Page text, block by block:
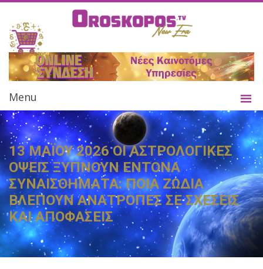
Menu
13 ΜΑΪΟΥ 2026 ΟΙ ΑΣΤΡΟΛΟΓΙΚΕΣ
ΟΨΕΙΣ ΞΥΠΝΟΥΝ ΕΝΤΟΝΑ
ΣΥΝΑΙΣΘΗΜΑΤΑ: ΠΟΙΑ ΖΩΔΙΑ
ΒΛΕΠΟΥΝ ΑΝΑΤΡΟΠΕΣ ΣΕ ΣΧΕΣΕΙΣ
ΚΑΙ ΑΠΟΦΑΣΕΙΣ